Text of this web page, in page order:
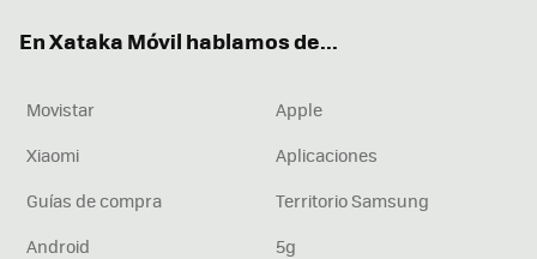
En Xataka Móvil hablamos de...
Movistar
Apple
Xiaomi
Aplicaciones
Guías de compra
Territorio Samsung
Android
5g